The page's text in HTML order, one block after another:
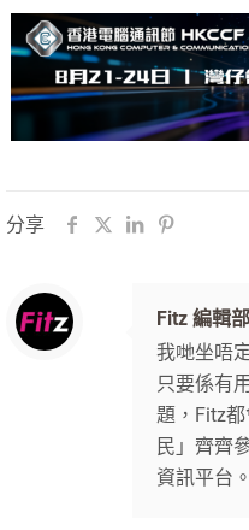
分享
Fitz 編輯部
我哋坐唔
只要係有
題，Fitz
民」齊齊
資訊平台。